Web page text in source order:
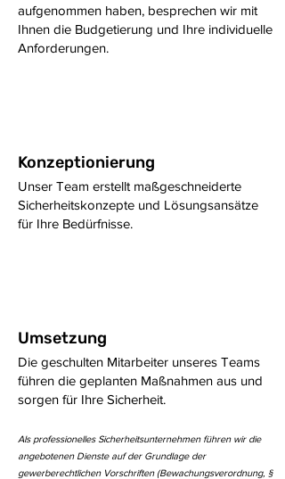
aufgenommen haben, besprechen wir mit
Ihnen die Budgetierung und Ihre individuelle
Anforderungen.
Konzeptionierung
Unser Team erstellt maßgeschneiderte
Sicherheitskonzepte und Lösungsansätze
für Ihre Bedürfnisse.
Umsetzung
Die geschulten Mitarbeiter unseres Teams
führen die geplanten Maßnahmen aus und
sorgen für Ihre Sicherheit.
Als professionelles Sicherheitsunternehmen führen wir die
angebotenen Dienste auf der Grundlage der
gewerberechtlichen Vorschriften (Bewachungsverordnung, §